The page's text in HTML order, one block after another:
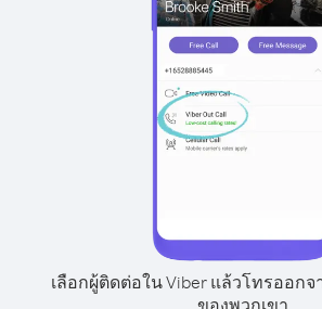
เลือกผู้ติดต่อใน Viber แล้วโทรออก
ของพวกเขา